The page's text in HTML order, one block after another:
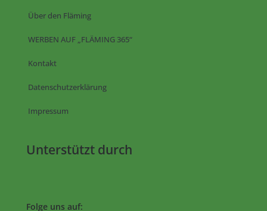
Über den Fläming
WERBEN AUF „FLÄMING 365“
Kontakt
Datenschutzerklärung
Impressum
Unterstützt durch
Folge uns auf: